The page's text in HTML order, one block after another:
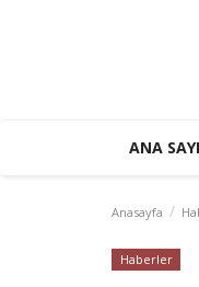
ANA
Anasayfa
Haberler